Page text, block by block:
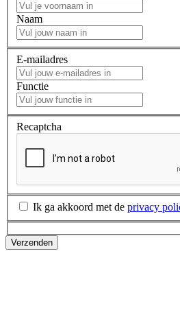
Naam
E-mailadres
Functie
Recaptcha
Ik ga akkoord met de privacy